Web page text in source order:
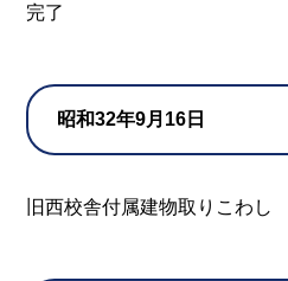
完了
昭和32年9月16日
旧西校舎付属建物取りこわし